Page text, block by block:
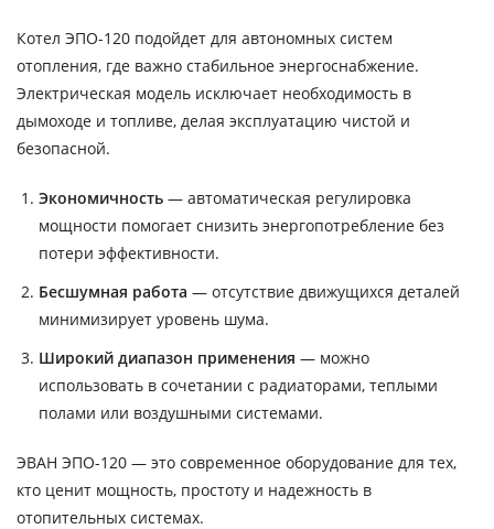
Котел ЭПО-120 подойдет для автономных систем
отопления, где важно стабильное энергоснабжение.
Электрическая модель исключает необходимость в
дымоходе и топливе, делая эксплуатацию чистой и
безопасной.
Экономичность — автоматическая регулировка
мощности помогает снизить энергопотребление без
потери эффективности.
Бесшумная работа — отсутствие движущихся деталей
минимизирует уровень шума.
Широкий диапазон применения — можно
использовать в сочетании с радиаторами, теплыми
полами или воздушными системами.
ЭВАН ЭПО-120 — это современное оборудование для тех,
кто ценит мощность, простоту и надежность в
отопительных системах.